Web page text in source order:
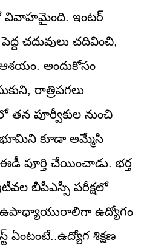
వివాహమైంది. ఇంటర్
చదువులు చదివించి,
అందుకోసం
రాత్రిపగలు
తన పూర్వీకుల నుంచి
భూమిని కూడా అమ్మేసి
పూర్తి చేయించాడు. భర్త
బీపీఎస్సీ పరీక్షలో
ఉపాధ్యాయురాలిగా ఉద్యోగం
ఏంటంటే..ఉద్యోగ శిక్షణ